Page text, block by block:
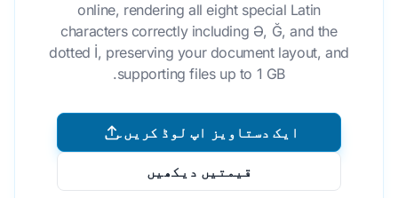
online, rendering all eight special Latin
characters correctly including Ə, Ğ, and the
dotted İ, preserving your document layout, and
supporting files up to 1 GB.
ایک دستاویز اپ لوڈ کریں۔
قیمتیں دیکھیں